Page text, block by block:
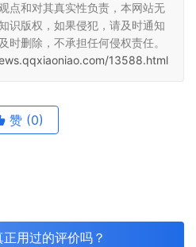
点和对其真实性负责，本网站无
识版权，如果侵犯，请及时通知
时删除，不承担任何侵权责任。
13588.html
赞 (0)
用过的评价吗？